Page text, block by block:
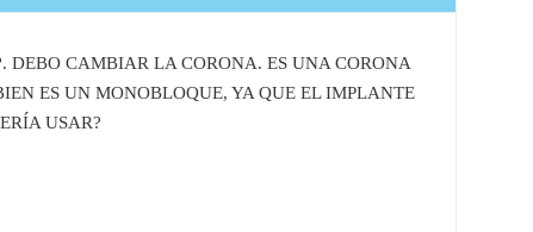
DEBO CAMBIAR LA CORONA. ES UNA CORONA
ES UN MONOBLOQUE, YA QUE EL IMPLANTE
USAR?